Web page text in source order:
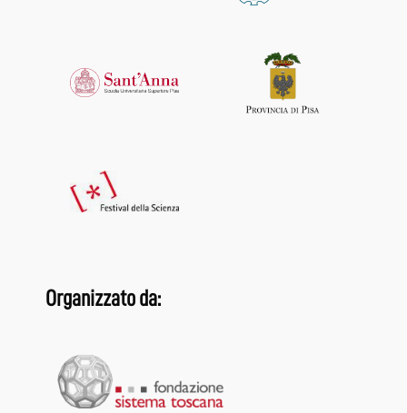
Organizzato da: